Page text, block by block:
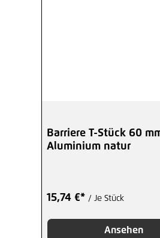
Barriere T-Stück 60
Aluminium natur
15,74 €* / Je Stück
Ansehen